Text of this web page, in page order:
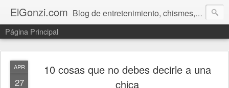
ElGonzi.com Blog de entretenimiento, chismes, humor, farándula, curiosidades, ovnis, noticias calientes, fotos, videos, paranormal y ¡más!
Página Principal
APR
27
10 cosas que no debes decirle a una
chica